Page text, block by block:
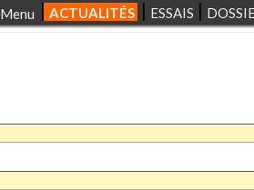
Menu ACTUALITÉS ESSAIS